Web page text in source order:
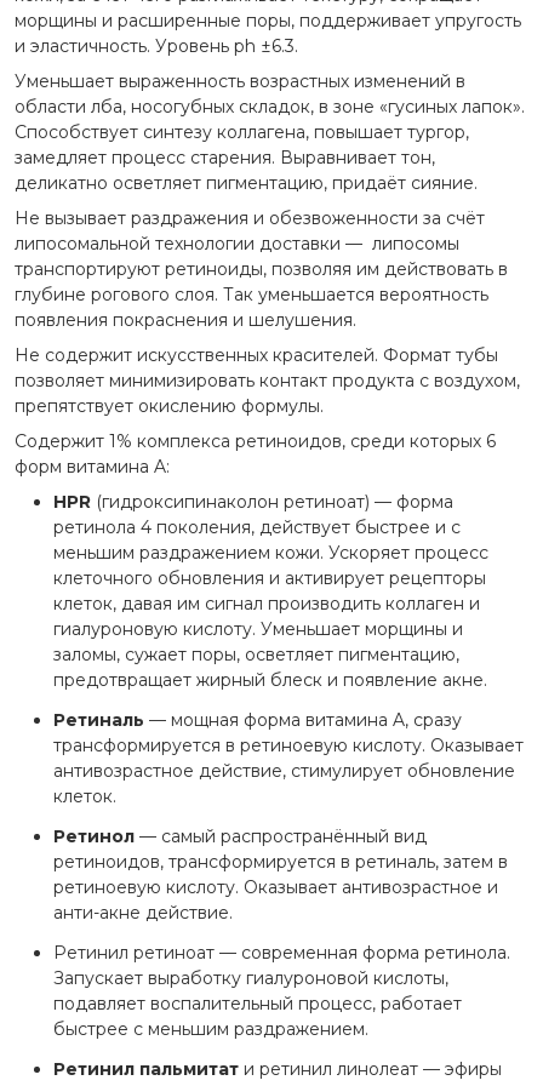
морщины и расширенные поры, поддерживает упругость
и эластичность. Уровень ph ±6.3.
Уменьшает выраженность возрастных изменений в
области лба, носогубных складок, в зоне «гусиных лапок».
Способствует синтезу коллагена, повышает тургор,
замедляет процесс старения. Выравнивает тон,
деликатно осветляет пигментацию, придаёт сияние.
Не вызывает раздражения и обезвоженности за счёт
липосомальной технологии доставки — липосомы
транспортируют ретиноиды, позволяя им действовать в
глубине рогового слоя. Так уменьшается вероятность
появления покраснения и шелушения.
Не содержит искусственных красителей. Формат тубы
позволяет минимизировать контакт продукта с воздухом,
препятствует окислению формулы.
Содержит 1% комплекса ретиноидов, среди которых 6
форм витамина A:
HPR (гидроксипинаколон ретиноат) — форма
ретинола 4 поколения, действует быстрее и с
меньшим раздражением кожи. Ускоряет процесс
клеточного обновления и активирует рецепторы
клеток, давая им сигнал производить коллаген и
гиалуроновую кислоту. Уменьшает морщины и
заломы, сужает поры, осветляет пигментацию,
предотвращает жирный блеск и появление акне.
Ретиналь — мощная форма витамина A, сразу
трансформируется в ретиноевую кислоту. Оказывает
антивозрастное действие, стимулирует обновление
клеток.
Ретинол — самый распространённый вид
ретиноидов, трансформируется в ретиналь, затем в
ретиноевую кислоту. Оказывает антивозрастное и
анти-акне действие.
Ретинил ретиноат — современная форма ретинола.
Запускает выработку гиалуроновой кислоты,
подавляет воспалительный процесс, работает
быстрее с меньшим раздражением.
Ретинил пальмитат и ретинил линолеат — эфиры